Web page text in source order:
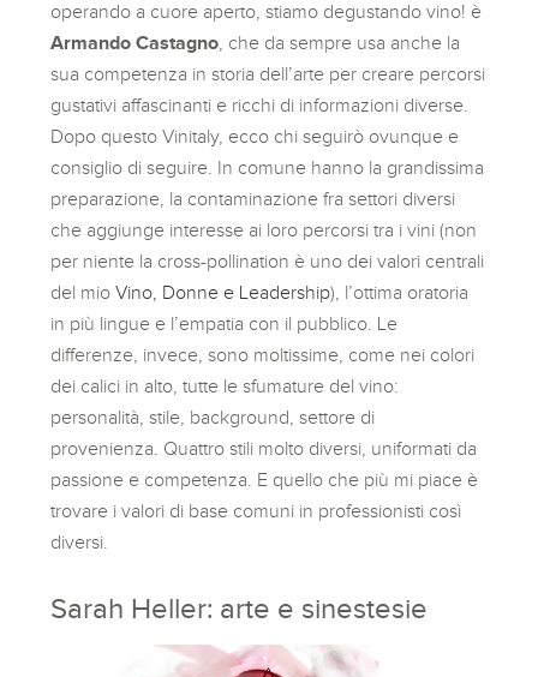
operando a cuore aperto, stiamo degustando vino! è
Armando Castagno , che da sempre usa anche la
sua competenza in storia dell’arte per creare percorsi
gustativi affascinanti e ricchi di informazioni diverse.
Dopo questo Vinitaly, ecco chi seguirò ovunque e
consiglio di seguire. In comune hanno la grandissima
preparazione, la contaminazione fra settori diversi
che aggiunge interesse ai loro percorsi tra i vini (non
per niente la cross-pollination è uno dei valori centrali
del mioVino, Donne e Leadership), l’ottima oratoria
in più lingue e l’empatia con il pubblico. Le
differenze, invece, sono moltissime, come nei colori
dei calici in alto, tutte le sfumature del vino:
personalità, stile, background, settore di
provenienza. Quattro stili molto diversi, uniformati da
passione e competenza. E quello che più mi piace è
trovare i valori di base comuni in professionisti così
diversi.
Sarah Heller: arte e sinestesie